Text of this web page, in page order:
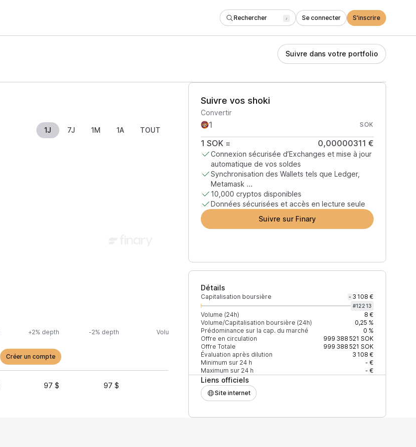
Rechercher / Se connecter S'inscrire
Suivre dans votre portfolio
1J 7J 1M 1A TOUT
Suivre vos shoki
Convertir
SOK
1 SOK= 0,00000311 €
Connexion sécurisée d’Exchanges et mise à jour
automatique de vos soldes
Synchronisation des Wallets tels que Ledger,
Metamask ...
10,000 cryptos disponibles
Données sécurisées et accès en lecture seule
Suivre sur Finary
Détails
Capitalisation boursière - 3 108 €
#12213
Volume (24h)
8 €
Volume/Capitalisation boursière (24h)
0,25 %
Prédominance sur la cap. du marché
0 %
Offre en circulation
999 388 521 SOK
Offre Totale
999 388 521 SOK
Évaluation après dilution
3 108 €
Minimum sur 24 h
- €
Maximum sur 24 h
- €
Liens officiels
Site internet
+2% depth -2% depth Volume (24h) % du volume Confiance Mis à jour
Créer un compte
97 $ 97 $ 100 %